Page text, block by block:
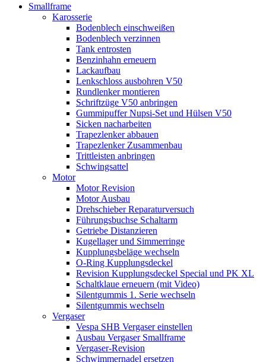
Smallframe
Karosserie
Bodenblech einschweißen
Bodenblech verzinnen
Tank entrosten
Benzinhahn erneuern
Lackaufbau
Lenkschloss ausbohren V50
Rundlenker montieren
Schriftzüge V50 anbringen
Gummipuffer Nupsi-Set und Hülsen V50
Sicken nacharbeiten
Trapezlenker abbauen
Trapezlenker Zusammenbau
Trittleisten anbringen
Schwingsattel
Motor
Motor Revision
Motor Ausbau
Drehschieber Reparaturversuch
Führungsbuchse Schaltarm
Getriebe Distanzieren
Kugellager und Simmerringe
Kupplungsbeläge wechseln
O-Ring Kupplungsdeckel
Revision Kupplungsdeckel Special und PK XL
Schaltklaue erneuern (mit Video)
Silentgummis 1. Serie wechseln
Silentgummis wechseln
Vergaser
Vespa SHB Vergaser einstellen
Ausbau Vergaser Smallframe
Vergaser-Revision
Schwimmernadel ersetzen